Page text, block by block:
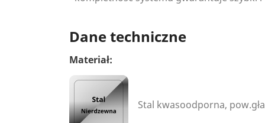
Dane techniczne
Materiał:
Stal kwasoodporna,